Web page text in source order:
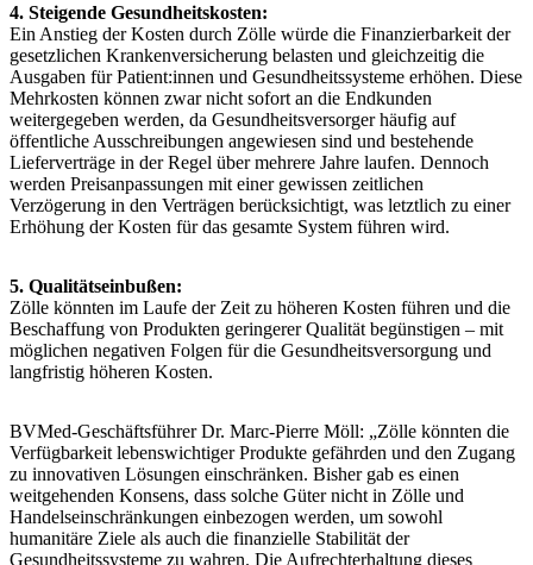
4. Steigende Gesundheitskosten:
Ein Anstieg der Kosten durch Zölle würde die Finanzierbarkeit der
gesetzlichen Krankenversicherung belasten und gleichzeitig die
Ausgaben für Patient:innen und Gesundheitssysteme erhöhen. Diese
Mehrkosten können zwar nicht sofort an die Endkunden
weitergegeben werden, da Gesundheitsversorger häufig auf
öffentliche Ausschreibungen angewiesen sind und bestehende
Lieferverträge in der Regel über mehrere Jahre laufen. Dennoch
werden Preisanpassungen mit einer gewissen zeitlichen
Verzögerung in den Verträgen berücksichtigt, was letztlich zu einer
Erhöhung der Kosten für das gesamte System führen wird.
5. Qualitätseinbußen:
Zölle könnten im Laufe der Zeit zu höheren Kosten führen und die
Beschaffung von Produkten geringerer Qualität begünstigen – mit
möglichen negativen Folgen für die Gesundheitsversorgung und
langfristig höheren Kosten.
BVMed-Geschäftsführer Dr. Marc-Pierre Möll: „Zölle könnten die
Verfügbarkeit lebenswichtiger Produkte gefährden und den Zugang
zu innovativen Lösungen einschränken. Bisher gab es einen
weitgehenden Konsens, dass solche Güter nicht in Zölle und
Handelseinschränkungen einbezogen werden, um sowohl
humanitäre Ziele als auch die finanzielle Stabilität der
Gesundheitssysteme zu wahren. Die Aufrechterhaltung dieses